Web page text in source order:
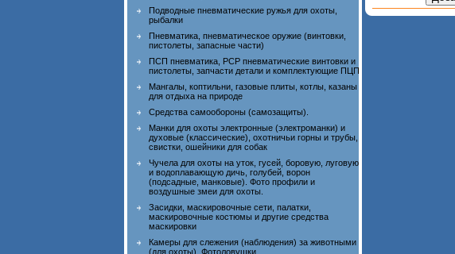
Подводные пневматические ружья для охоты,
рыбалки
Пневматика, пневматическое оружие (винтовки,
пистолеты, запасные части)
ПСП пневматика, PCP пневматические винтовки и
пистолеты, запчасти детали и комплектующие ПЦП
Мангалы, коптильни, газовые плиты, котлы, казаны
для отдыха на природе
Средства самообороны (самозащиты).
Манки для охоты электронные (электроманки) и
духовые (классические), охотничьи горны и трубы,
свистки, ошейники для собак
Чучела для охоты на уток, гусей, боровую, луговую
и водоплавающую дичь, голубей, ворон
(подсадные, манковые). Фото профили и
воздушные змеи для охоты.
Засидки, маскировочные сети, палатки,
маскировочные костюмы и другие средства
маскировки
Камеры для слежения (наблюдения) за животными
(для охоты). Фотоловушки.